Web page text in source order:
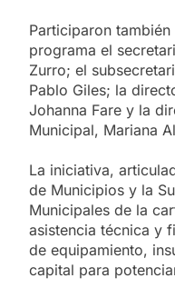
Participaron
programa el
Zurro; el
Pablo Giles; la
Johanna Fare y la
Municipal, Mariana
La iniciativa,
de Municipios y la
Municipales de la
asistencia técnica y
de equipamiento,
capital para